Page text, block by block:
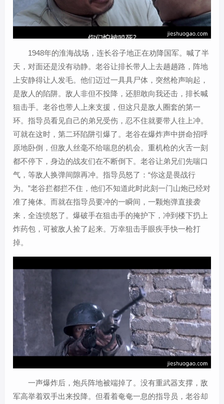
1948年的淮海战场，连长谷子地正在劝降国军。喊了半
天，对面还是没有动静。老谷让排长带人上去趟趟路，阵地
上安静得让人发毛。他们迈过一具具尸体，突然枪声响起，
是敌人的陷阱。敌人非但不投降，还胆敢向我还击，排长喊
狙击手。老谷也带人上来支援，但这只是敌人圈套的第一
环。指导员看见自己的弟兄受伤，忍不住就要带人往上冲。
可就在这时，第二环陷阱引爆了。老谷在爆炸声中拼命招呼
原地卧倒，但敌人丝毫不给喘息的机会。重机枪的火舌一刻
都不停下，身边的战友们在不断倒下。老谷让弟兄们先喘口
气，等敌人换弹间隙再冲。指导员怒了：“你这是畏战行
为。”老谷拦都拦不住，他们不知道此时此刻一门山炮已经对
准了掩体。而就在指导员要冲的一瞬间，一颗炮弹直接袭
来，全连愤怒了。爆破手在狙击手的掩护下，冲到楼下扔上
炸药包，可被敌人捡了起来。万幸狙击手眼疾手快一枪打
掉。
一声爆炸后，炮兵阵地被端掉了。没有重武器支撑，敌
军高举着双手出来投降。但看着奄奄一息的指导员，老谷却